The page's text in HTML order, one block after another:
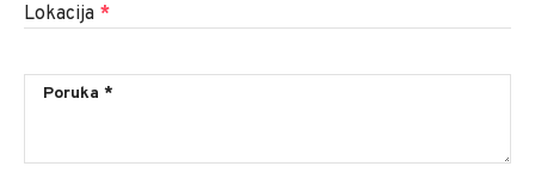
Lokacija *